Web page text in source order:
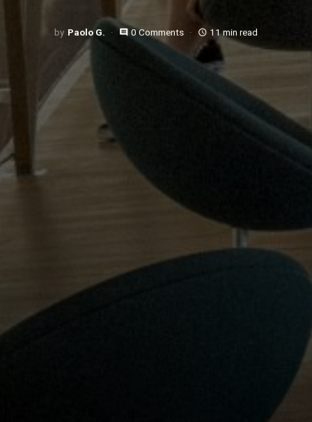
Paolo G. comment 0 Comments access_time 11 min read